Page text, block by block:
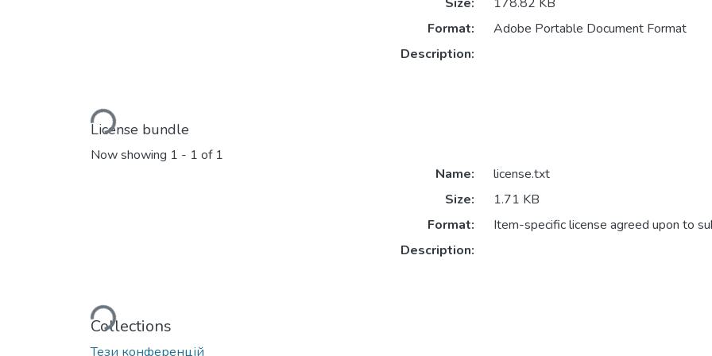
Loading...
Format:
Adobe Portable Document Format
Description:
License bundle
Now showing 1 - 1 of 1
Loading...
Name:
license.txt
Size:
1.71 KB
Format:
Item-specific license agreed upon to
Description:
Collections
Тези конференцій